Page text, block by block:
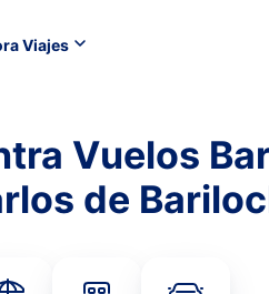
Viajes
Vuelos
de